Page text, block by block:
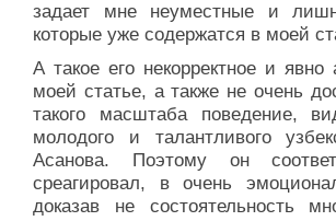
задает мне неуместные и
которые уже содержатся в моей
А такое его некорректное и явно
моей статье, а также не очень
такого масштаба поведение,
молодого и талантливого
Асанова. Поэтому он
среагировал, в очень
доказав не состоятельность